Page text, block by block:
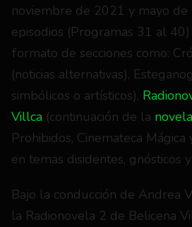
noviembre de 2021 y mayo
episodios (Programas 31 al
formato de secciones como:
(noticias alternativas),
simbólicos o artísticos),
Villca (continuación de la
Prohibidos, Cinemateca Mágica
en temas disidentes, gnósticos
Bajo la conducción de Andrea
la Radionovela 2 de Belicena